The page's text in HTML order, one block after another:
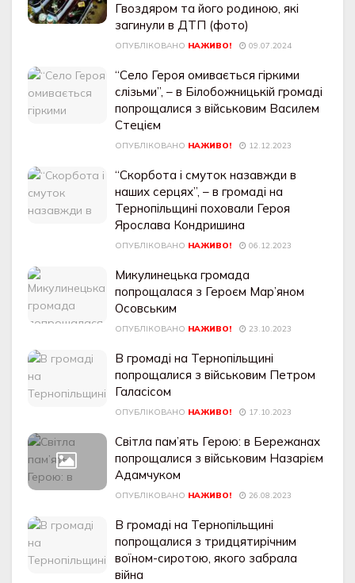
Гвоздяром та його родиною, які
загинули в ДТП (фото)
ОПУБЛІКОВАНО НАЖИВО! 09.07.2024
“Селo Геpoя oмивaється гipкими
слiзьми”, – в Білобожницькій громаді
попрощалися з військовим Василем
Стецієм
ОПУБЛІКОВАНО НАЖИВО! 12.12.2023
“Скорбота і смуток назавжди в
наших серцях”, – в громаді на
Тернопільщині поховали Героя
Ярослава Кондришина
ОПУБЛІКОВАНО НАЖИВО! 06.12.2023
Микулинецька громада
попрощалася з Героєм Мар’яном
Осовським
ОПУБЛІКОВАНО НАЖИВО! 23.10.2023
В громаді на Тернопільщині
попрощалися з військовим Петром
Галасісом
ОПУБЛІКОВАНО НАЖИВО! 17.10.2023
Свiтлa пaм’ять Герою: в Беpежaнах
попрощaлися з військовим Нaзapiєм
Aдaмчукoм
ОПУБЛІКОВАНО НАЖИВО! 26.08.2023
В громаді на Тернопільщині
попрощалися з тридцятирічним
воїном-сиротою, якого забрала
війна